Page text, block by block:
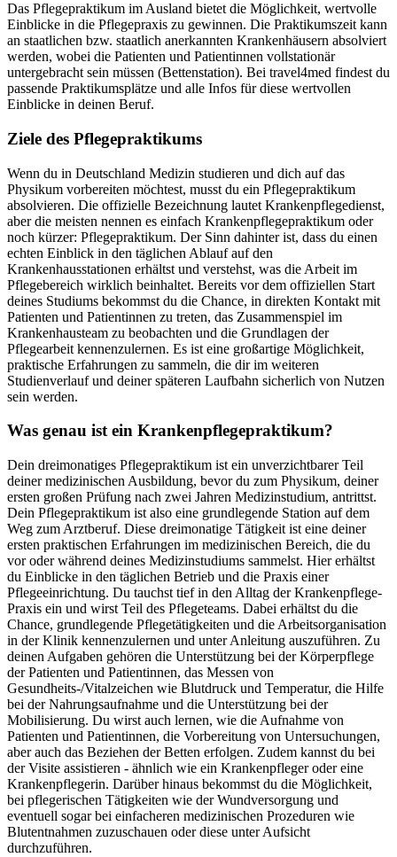
Das Pflegepraktikum im Ausland bietet die Möglichkeit, wertvolle
Einblicke in die Pflegepraxis zu gewinnen. Die Praktikumszeit kann
an staatlichen bzw. staatlich anerkannten Krankenhäusern absolviert
werden, wobei die Patienten und Patientinnen vollstationär
untergebracht sein müssen (Bettenstation). Bei travel4med findest du
passende Praktikumsplätze und alle Infos für diese wertvollen
Einblicke in deinen Beruf.
Ziele des Pflegepraktikums
Wenn du in Deutschland Medizin studieren und dich auf das
Physikum vorbereiten möchtest, musst du ein Pflegepraktikum
absolvieren. Die offizielle Bezeichnung lautet Krankenpflegedienst,
aber die meisten nennen es einfach Krankenpflegepraktikum oder
noch kürzer: Pflegepraktikum. Der Sinn dahinter ist, dass du einen
echten Einblick in den täglichen Ablauf auf den
Krankenhausstationen erhältst und verstehst, was die Arbeit im
Pflegebereich wirklich beinhaltet. Bereits vor dem offiziellen Start
deines Studiums bekommst du die Chance, in direkten Kontakt mit
Patienten und Patientinnen zu treten, das Zusammenspiel im
Krankenhausteam zu beobachten und die Grundlagen der
Pflegearbeit kennenzulernen. Es ist eine großartige Möglichkeit,
praktische Erfahrungen zu sammeln, die dir im weiteren
Studienverlauf und deiner späteren Laufbahn sicherlich von Nutzen
sein werden.
Was genau ist ein Krankenpflegepraktikum?
Dein dreimonatiges Pflegepraktikum ist ein unverzichtbarer Teil
deiner medizinischen Ausbildung, bevor du zum Physikum, deiner
ersten großen Prüfung nach zwei Jahren Medizinstudium, antrittst.
Dein Pflegepraktikum ist also eine grundlegende Station auf dem
Weg zum Arztberuf. Diese dreimonatige Tätigkeit ist eine deiner
ersten praktischen Erfahrungen im medizinischen Bereich, die du
vor oder während deines Medizinstudiums sammelst. Hier erhältst
du Einblicke in den täglichen Betrieb und die Praxis einer
Pflegeeinrichtung. Du tauchst tief in den Alltag der Krankenpflege-
Praxis ein und wirst Teil des Pflegeteams. Dabei erhältst du die
Chance, grundlegende Pflegetätigkeiten und die Arbeitsorganisation
in der Klinik kennenzulernen und unter Anleitung auszuführen. Zu
deinen Aufgaben gehören die Unterstützung bei der Körperpflege
der Patienten und Patientinnen, das Messen von
Gesundheits-/Vitalzeichen wie Blutdruck und Temperatur, die Hilfe
bei der Nahrungsaufnahme und die Unterstützung bei der
Mobilisierung. Du wirst auch lernen, wie die Aufnahme von
Patienten und Patientinnen, die Vorbereitung von Untersuchungen,
aber auch das Beziehen der Betten erfolgen. Zudem kannst du bei
der Visite assistieren - ähnlich wie ein Krankenpfleger oder eine
Krankenpflegerin. Darüber hinaus bekommst du die Möglichkeit,
bei pflegerischen Tätigkeiten wie der Wundversorgung und
eventuell sogar bei einfacheren medizinischen Prozeduren wie
Blutentnahmen zuzuschauen oder diese unter Aufsicht
durchzuführen.